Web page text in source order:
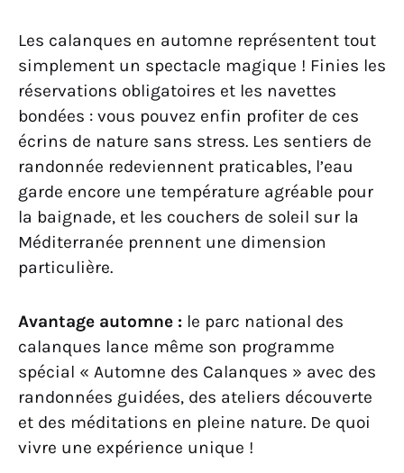
Les calanques en automne représentent tout
simplement un spectacle magique ! Finies les
réservations obligatoires et les navettes
bondées : vous pouvez enfin profiter de ces
écrins de nature sans stress. Les sentiers de
randonnée redeviennent praticables, l’eau
garde encore une température agréable pour
la baignade, et les couchers de soleil sur la
Méditerranée prennent une dimension
particulière.
Avantage automne : le parc national des
calanques lance même son programme
spécial « Automne des Calanques » avec des
randonnées guidées, des ateliers découverte
et des méditations en pleine nature. De quoi
vivre une expérience unique !